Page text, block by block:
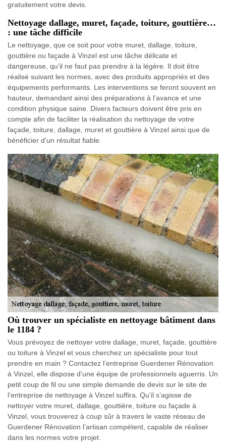
gratuitement votre devis.
Nettoyage dallage, muret, façade, toiture, gouttière…
: une tâche difficile
Le nettoyage, que ce soit pour votre muret, dallage, toiture,
gouttière ou façade à Vinzel est une tâche délicate et
dangereuse, qu’il ne faut pas prendre à la légère. Il doit être
réalisé suivant les normes, avec des produits appropriés et des
équipements performants. Les interventions se feront souvent en
hauteur, demandant ainsi des préparations à l’avance et une
condition physique saine. Divers facteurs doivent être pris en
compte afin de faciliter la réalisation du nettoyage de votre
façade, toiture, dallage, muret et gouttière à Vinzel ainsi que de
bénéficier d’un résultat fiable.
Où trouver un spécialiste en nettoyage bâtiment dans
le 1184 ?
Vous prévoyez de nettoyer votre dallage, muret, façade, gouttière
ou toiture à Vinzel et vous cherchez un spécialiste pour tout
prendre en main ? Contactez l’entreprise Guerdener Rénovation
à Vinzel, elle dispose d’une équipe de professionnels aguerris. Un
petit coup de fil ou une simple demande de devis sur le site de
l’entreprise de nettoyage à Vinzel suffira. Qu’il s’agisse de
nettoyer votre muret, dallage, gouttière, toiture ou façade à
Vinzel, vous trouverez à coup sûr à travers le vaste réseau de
Guerdener Rénovation l’artisan compétent, capable de réaliser
dans les normes votre projet.